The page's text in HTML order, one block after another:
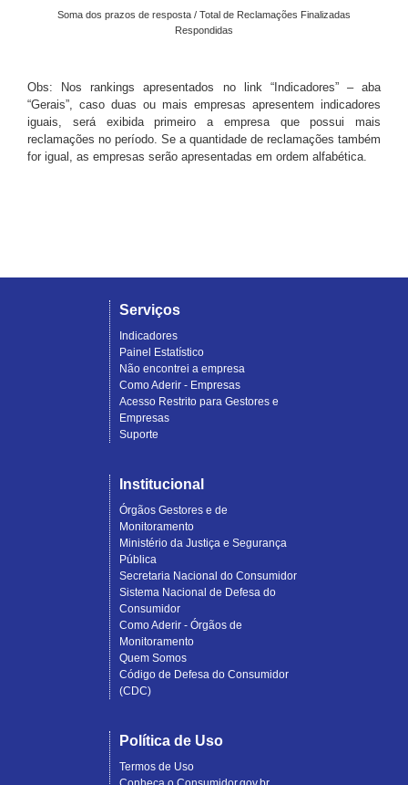
Soma dos prazos de resposta / Total de Reclamações Finalizadas
Respondidas
Obs: Nos rankings apresentados no link “Indicadores” – aba
“Gerais”, caso duas ou mais empresas apresentem indicadores
iguais, será exibida primeiro a empresa que possui mais
reclamações no período. Se a quantidade de reclamações também
for igual, as empresas serão apresentadas em ordem alfabética.
Serviços
Indicadores
Painel Estatístico
Não encontrei a empresa
Como Aderir - Empresas
Acesso Restrito para Gestores e
Empresas
Suporte
Institucional
Órgãos Gestores e de
Monitoramento
Ministério da Justiça e Segurança
Pública
Secretaria Nacional do Consumidor
Sistema Nacional de Defesa do
Consumidor
Como Aderir - Órgãos de
Monitoramento
Quem Somos
Código de Defesa do Consumidor
(CDC)
Política de Uso
Termos de Uso